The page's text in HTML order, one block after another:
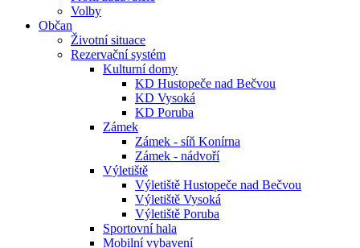
Volby
Občan
Životní situace
Rezervační systém
Kulturní domy
KD Hustopeče nad Bečvou
KD Vysoká
KD Poruba
Zámek
Zámek - síň Konírna
Zámek - nádvoří
Výletiště
Výletiště Hustopeče nad Bečvou
Výletiště Vysoká
Výletiště Poruba
Sportovní hala
Mobilní vybavení